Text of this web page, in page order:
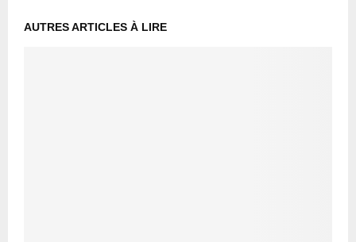
AUTRES ARTICLES À LIRE